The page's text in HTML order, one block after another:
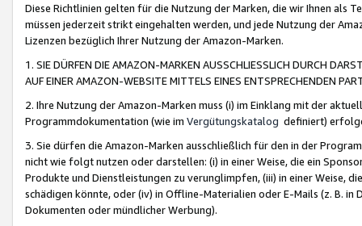
Diese Richtlinien gelten für die Nutzung der Marken, die wir Ihnen als
müssen jederzeit strikt eingehalten werden, und jede Nutzung der
Lizenzen bezüglich Ihrer Nutzung der Amazon-Marken.
1. SIE DÜRFEN DIE AMAZON-MARKEN AUSSCHLIESSLICH DURCH
AUF EINER AMAZON-WEBSITE MITTELS EINES ENTSPRECHENDEN
2. Ihre Nutzung der Amazon-Marken muss (i) im Einklang mit der
Programmdokumentation (wie im Vergütungskatalog definiert)
3. Sie dürfen die Amazon-Marken ausschließlich für den in der
nicht wie folgt nutzen oder darstellen: (i) in einer Weise, die ein
Produkte und Dienstleistungen zu verunglimpfen, (iii) in einer Weise,
schädigen könnte, oder (iv) in Offline-Materialien oder E-Mails (z. B. in
Dokumenten oder mündlicher Werbung).